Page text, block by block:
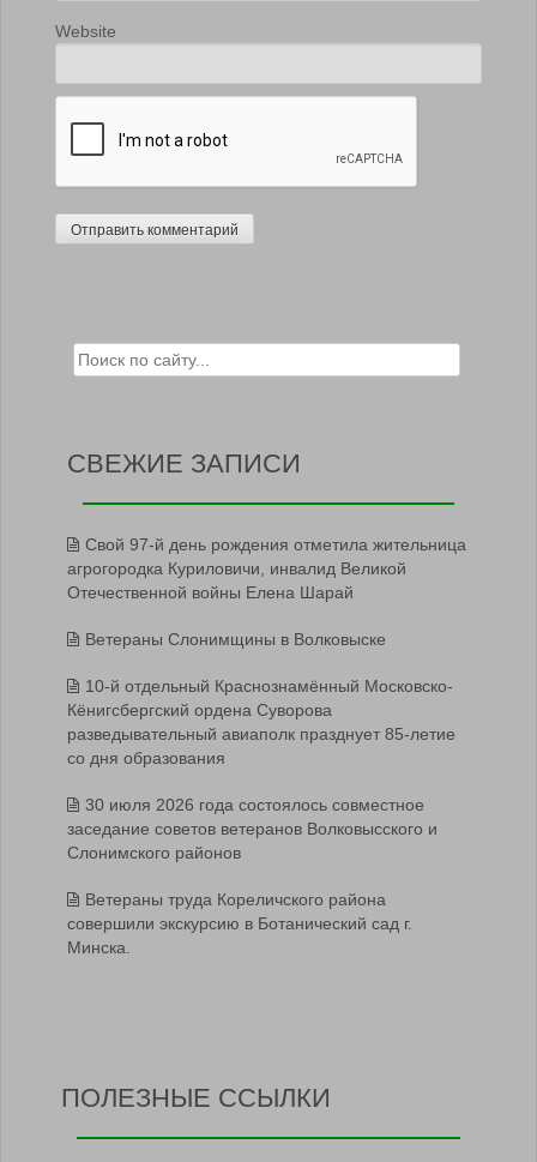
Website
Search for:
СВЕЖИЕ ЗАПИСИ
Свой 97-й день рождения отметила жительница
агрогородка Куриловичи, инвалид Великой
Отечественной войны Елена Шарай
Ветераны Слонимщины в Волковыске
10-й отдельный Краснознамённый Московско-
Кёнигсбергский ордена Суворова
разведывательный авиаполк празднует 85-летие
со дня образования
30 июля 2026 года состоялось совместное
заседание советов ветеранов Волковысского и
Слонимского районов
Ветераны труда Кореличского района
совершили экскурсию в Ботанический сад г.
Минска.
ПОЛЕЗНЫЕ ССЫЛКИ